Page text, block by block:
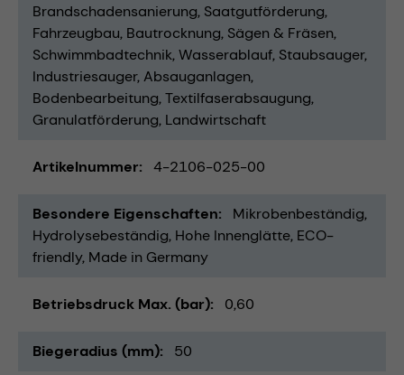
Brandschadensanierung Saatgutförderung
Fahrzeugbau Bautrocknung Sägen & Fräsen
Schwimmbadtechnik Wasserablauf Staubsauger
Industriesauger Absauganlagen
Bodenbearbeitung Textilfaserabsaugung
Granulatförderung Landwirtschaft
Artikelnummer 4-2106-025-00
Besondere Eigenschaften
Mikrobenbeständig
Hydrolysebeständig Hohe Innenglätte ECO-
friendly Made in Germany
Betriebsdruck Max. (bar) 0,60
Biegeradius (mm) 50